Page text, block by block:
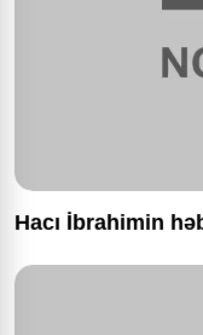
Hacı İbrahimin